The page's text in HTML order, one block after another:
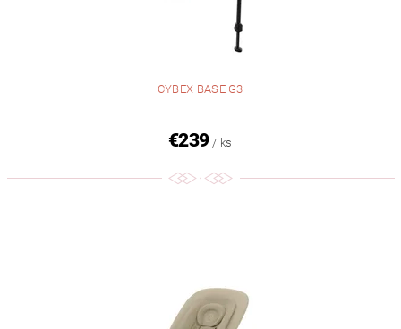
CYBEX BASE G3
€239 / ks